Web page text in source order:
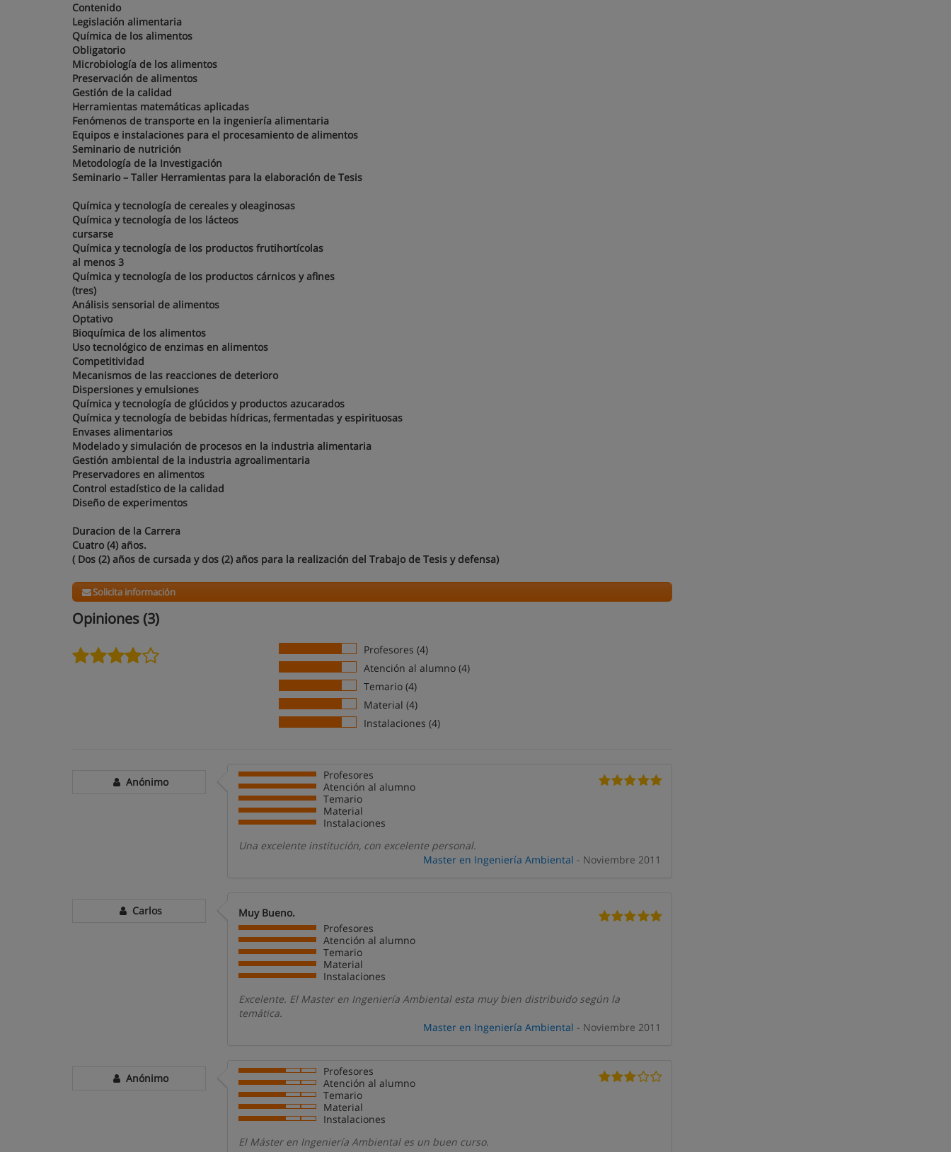
Contenido
Legislación alimentaria
Química de los alimentos
Obligatorio
Microbiología de los alimentos
Preservación de alimentos
Gestión de la calidad
Herramientas matemáticas aplicadas
Fenómenos de transporte en la ingeniería alimentaria
Equipos e instalaciones para el procesamiento de alimentos
Seminario de nutrición
Metodología de la Investigación
Seminario – Taller Herramientas para la elaboración de Tesis
Química y tecnología de cereales y oleaginosas
Química y tecnología de los lácteos
cursarse
Química y tecnología de los productos frutihortícolas
al menos 3
Química y tecnología de los productos cárnicos y afines
(tres)
Análisis sensorial de alimentos
Optativo
Bioquímica de los alimentos
Uso tecnológico de enzimas en alimentos
Competitividad
Mecanismos de las reacciones de deterioro
Dispersiones y emulsiones
Química y tecnología de glúcidos y productos azucarados
Química y tecnología de bebidas hídricas, fermentadas y espirituosas
Envases alimentarios
Modelado y simulación de procesos en la industria alimentaria
Gestión ambiental de la industria agroalimentaria
Preservadores en alimentos
Control estadístico de la calidad
Diseño de experimentos
Duracion de la Carrera
Cuatro (4) años.
( Dos (2) años de cursada y dos (2) años para la realización del Trabajo de Tesis y defensa)
Solicita información
Opiniones (3)
Profesores (4)
Atención al alumno (4)
Temario (4)
Material (4)
Instalaciones (4)
Anónimo
Profesores
Atención al alumno
Temario
Material
Instalaciones
Una excelente institución, con excelente personal.
Master en Ingeniería Ambiental - Noviembre 2011
Carlos
Muy Bueno.
Profesores
Atención al alumno
Temario
Material
Instalaciones
Excelente. El Master en Ingeniería Ambiental esta muy bien distribuido según la
temática.
Master en Ingeniería Ambiental - Noviembre 2011
Anónimo
Profesores
Atención al alumno
Temario
Material
Instalaciones
El Máster en Ingeniería Ambiental es un buen curso.